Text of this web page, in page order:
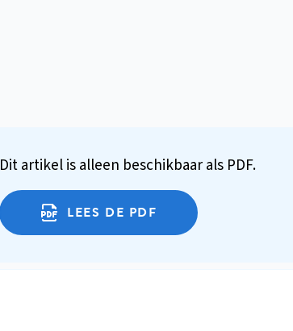
Dit artikel is alleen beschikbaar als PDF.
LEES DE PDF